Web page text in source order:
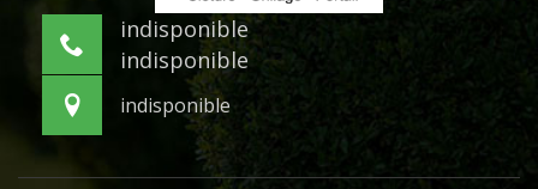
indisponible
indisponible
indisponible